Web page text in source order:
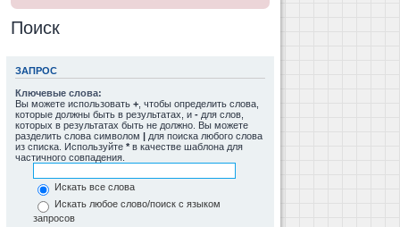
Поиск
ЗАПРОС
Ключевые слова:
Вы можете использовать + , чтобы определить слова,
которые должны быть в результатах, и - для слов,
которых в результатах быть не должно. Вы можете
разделить слова символом | для поиска любого слова
из списка. Используйте * в качестве шаблона для
частичного совпадения.
Искать все слова
Искать любое слово/поиск с языком
запросов